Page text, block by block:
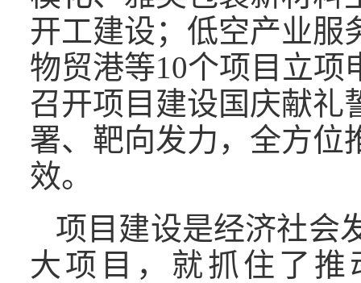
开工建设；低空产业服
物贸港等10个项目立
召开项目建设国庆献礼
署、靶向发力，全方位
效。
项目建设是经济社会
大项目，就抓住了